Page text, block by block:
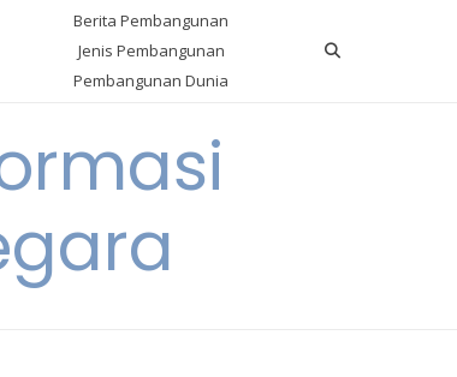
Berita Pembangunan
Jenis Pembangunan
Pembangunan Dunia